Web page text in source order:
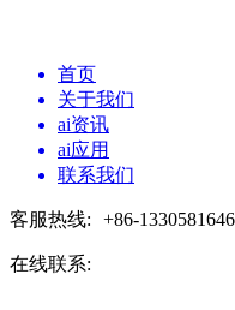
首页
关于我们
ai资讯
ai应用
联系我们
客服热线: +86-
在线联系: